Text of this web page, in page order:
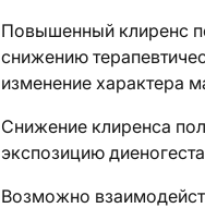
Повышенный клиренс
снижению
изменение характера
Снижение клиренса
экспозицию
Возможно